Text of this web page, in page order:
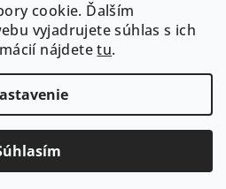
cookie. Ďalším
vyjadrujete súhlas s ich
nájdetetu.
468 475
Shoptet